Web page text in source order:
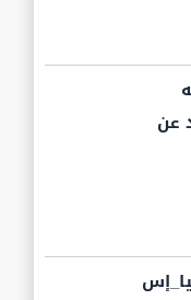
عن